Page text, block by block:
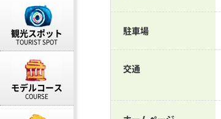
観光スポット
TOURIST SPOT
歴史＆文化
遊ぶ
モデルコース
COURSE
駐車場
交通